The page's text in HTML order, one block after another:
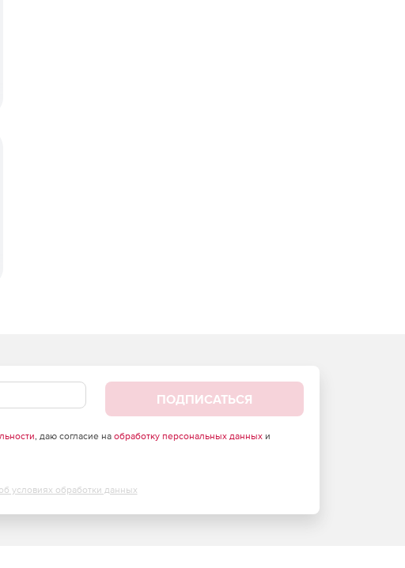
ПОДПИСАТЬСЯ
, даю согласие на обработку персональных данныхи
условиях обработки данных